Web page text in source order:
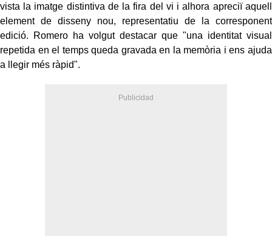
vista la imatge distintiva de la fira del vi i alhora apreciï aquell
element de disseny nou, representatiu de la corresponent
edició. Romero ha volgut destacar que "una identitat visual
repetida en el temps queda gravada en la memòria i ens ajuda
a llegir més ràpid".